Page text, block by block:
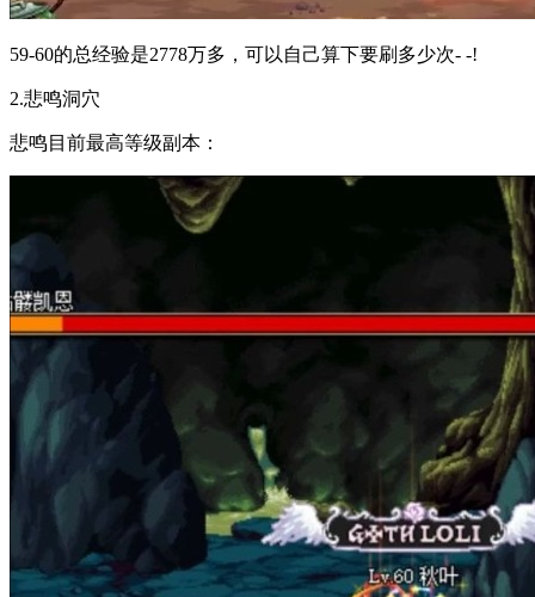
59-60的总经验是2778万多，可以自己算下要刷多少次- -!
2.悲鸣洞穴
悲鸣目前最高等级副本：